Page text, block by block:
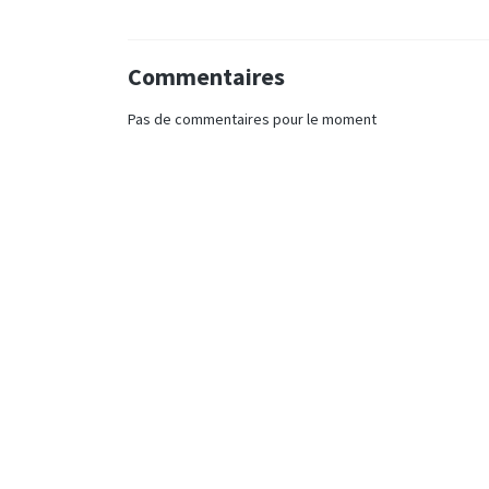
Commentaires
Pas de commentaires pour le moment